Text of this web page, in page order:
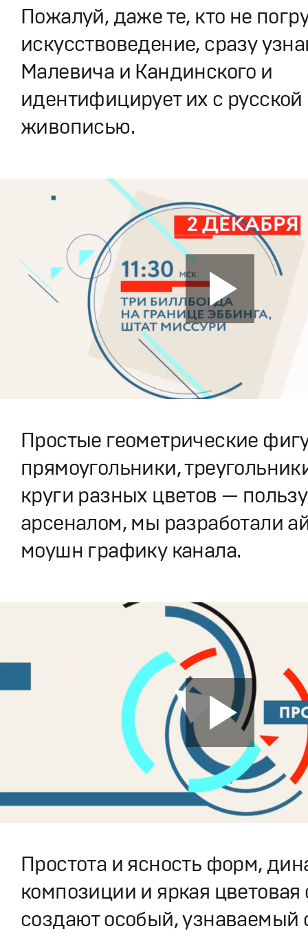
Пожалуй, даже те, кто не
искусствоведение, сразу
Малевича и Кандинского и
идентифицирует их с русской
живописью.
Простые геометрические
прямоугольники,
круги разных цветов —
арсеналом, мы разработали
моушн графику канала.
Простота и ясность форм,
композиции и яркая цветовая
создают особый, узнаваемый